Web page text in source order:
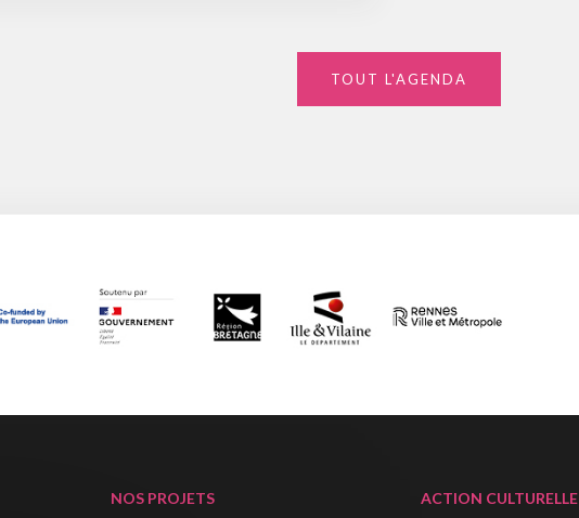
TOUT L'AGENDA
NOS PROJETS ACTION CULTURELLE